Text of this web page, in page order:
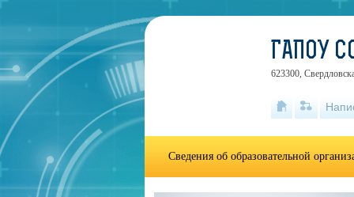
ГАПОУ
623300,
Сведения об образовательной